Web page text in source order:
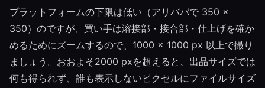
プラットフォームの下限は低い（アリババで 350 ×
350）のですが、買い手は溶接部・接合部・仕上げを確か
めるためにズームするので、1000 × 1000 px 以上で撮り
ましょう。おおよそ2000 pxを超えると、出品サイズでは
何も得られず、誰も表示しないピクセルにファイルサイズ